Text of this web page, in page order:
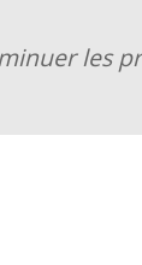
les